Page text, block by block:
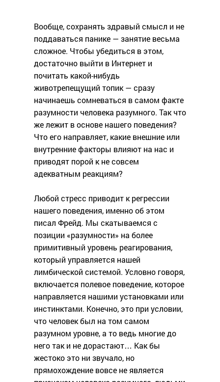
Вообще, сохранять здравый смысл и не
поддаваться панике — занятие весьма
сложное. Чтобы убедиться в этом,
достаточно выйти в Интернет и
почитать какой-нибудь
животрепещущий топик — сразу
начинаешь сомневаться в самом факте
разумности человека разумного. Так что
же лежит в основе нашего поведения?
Что его направляет, какие внешние или
внутренние факторы влияют на нас и
приводят порой к не совсем
адекватным реакциям?
Любой стресс приводит к регрессии
нашего поведения, именно об этом
писал Фрейд. Мы скатываемся с
позиции «разумности» на более
примитивный уровень реагирования,
который управляется нашей
лимбической системой. Условно говоря,
включается полевое поведение, которое
направляется нашими установками или
инстинктами. Конечно, это при условии,
что человек был на том самом
разумном уровне, а то ведь многие до
него так и не дорастают… Как бы
жестоко это ни звучало, но
прямохождение вовсе не является